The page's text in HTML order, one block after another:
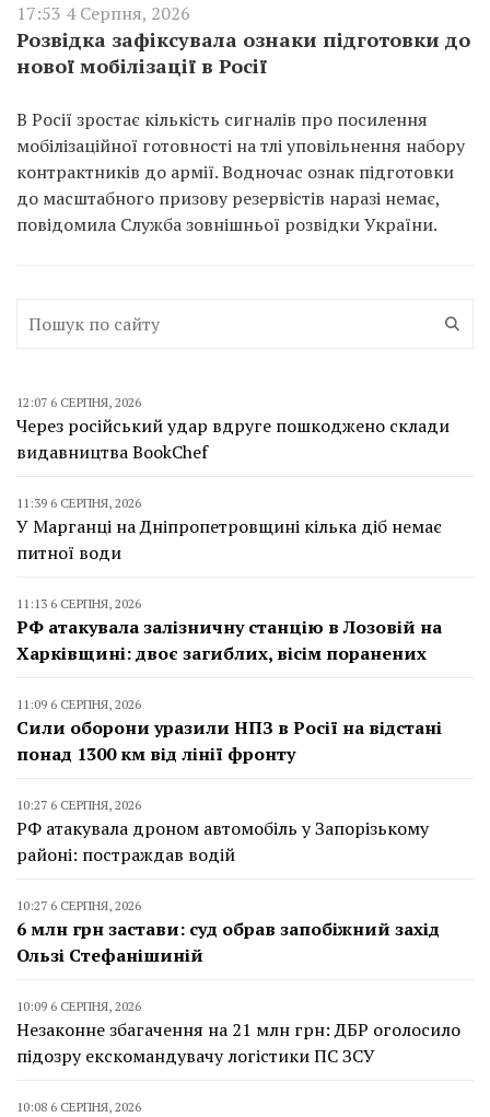
17:53 4 Серпня, 2026
Розвідка зафіксувала ознаки підготовки до
нової мобілізації в Росії
В Росії зростає кількість сигналів про посилення
мобілізаційної готовності на тлі уповільнення набору
контрактників до армії. Водночас ознак підготовки
до масштабного призову резервістів наразі немає,
повідомила Служба зовнішньої розвідки України.
12:07 6 СЕРПНЯ, 2026
Через російський удар вдруге пошкоджено склади
видавництва BookChef
11:39 6 СЕРПНЯ, 2026
У Марганці на Дніпропетровщині кілька діб немає
питної води
11:13 6 СЕРПНЯ, 2026
РФ атакувала залізничну станцію в Лозовій на
Харківщині: двоє загиблих, вісім поранених
11:09 6 СЕРПНЯ, 2026
Сили оборони уразили НПЗ в Росії на відстані
понад 1300 км від лінії фронту
10:27 6 СЕРПНЯ, 2026
РФ атакувала дроном автомобіль у Запорізькому
районі: постраждав водій
10:27 6 СЕРПНЯ, 2026
6 млн грн застави: суд обрав запобіжний захід
Ользі Стефанішиній
10:09 6 СЕРПНЯ, 2026
Незаконне збагачення на 21 млн грн: ДБР оголосило
підозру екскомандувачу логістики ПС ЗСУ
10:08 6 СЕРПНЯ, 2026